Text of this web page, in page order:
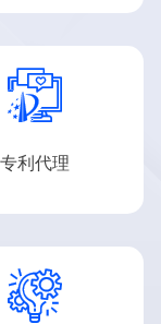

专利代理
